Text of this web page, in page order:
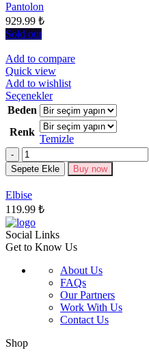
Pantolon
929.99 ₺
Sold out
Add to compare
Quick view
Add to wishlist
SeçeneklerBu
ürünün
birden
fazla
varyasyonu
Seçenekler
Beden
Renk
Temizle
Miktar
Sepete Ekle Buy now
Elbise
119.99 ₺
Social Links
Get to Know Us
About Us
FAQs
Our Partners
Work With Us
Contact Us
Shop